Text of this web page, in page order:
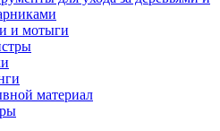
и мотыги
материал